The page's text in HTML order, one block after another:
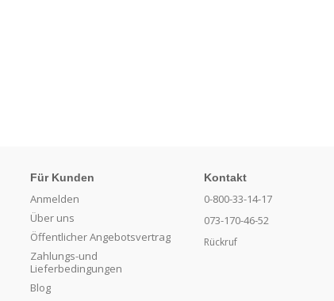
Für Kunden
Anmelden
Über uns
Öffentlicher Angebotsvertrag
Zahlungs-und
Lieferbedingungen
Blog
Kontakt
0-800-33-14-17
073-170-46-52
Rückruf